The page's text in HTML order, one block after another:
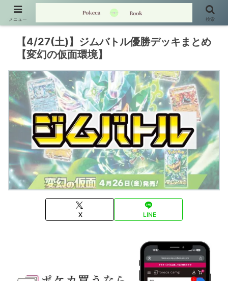
【4/27(土)】ジムバトル優勝デッキまとめ
【変幻の仮面環境】
X LINE
メニュー 検索